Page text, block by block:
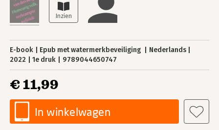
E-book Epub met watermerkbeveiliging
Nederlands
2022
1e druk 9789044650747
€ 11,99
In winkelwagen